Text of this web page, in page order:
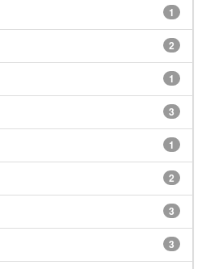
1
2
1
3
1
2
3
3